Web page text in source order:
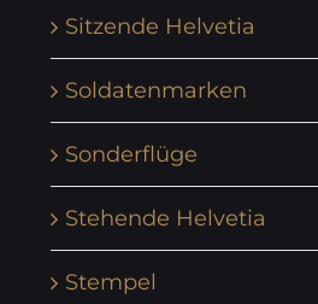
Sitzende Helvetia
Soldatenmarken
Sonderflüge
Stehende Helvetia
Stempel